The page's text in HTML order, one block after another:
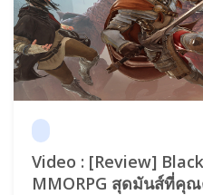
Video : [Review]
MMORPG สุดมันส์ที่คุ